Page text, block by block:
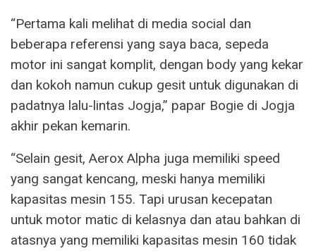
“Pertama kali melihat di media social dan
beberapa referensi yang saya baca, sepeda
motor ini sangat komplit, dengan body yang kekar
dan kokoh namun cukup gesit untuk digunakan di
padatnya lalu-lintas Jogja,” papar Bogie di Jogja
akhir pekan kemarin.
“Selain gesit, Aerox Alpha juga memiliki speed
yang sangat kencang, meski hanya memiliki
kapasitas mesin 155. Tapi urusan kecepatan
untuk motor matic di kelasnya dan atau bahkan di
atasnya yang memiliki kapasitas mesin 160 tidak